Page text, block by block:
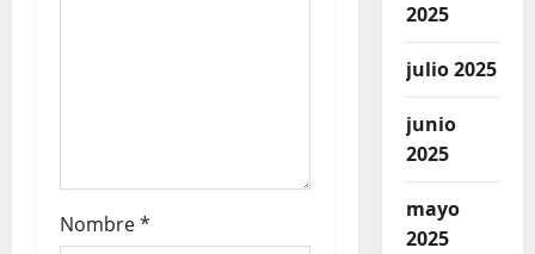
Nombre*
2025
julio 2025
junio
2025
mayo
2025